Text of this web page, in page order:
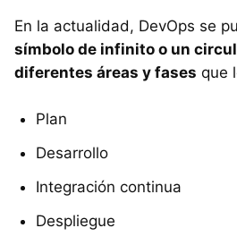
En la actualidad, DevOps se
símbolo de infinito o un
diferentes áreas y fases que
Plan
Desarrollo
Integración continua
Despliegue